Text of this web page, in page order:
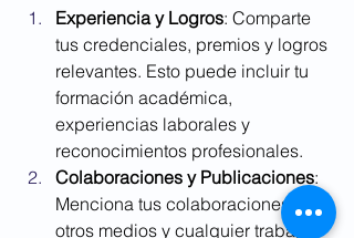
Experiencia y Logros: Comparte
tus credenciales, premios y logros
relevantes. Esto puede incluir tu
formación académica,
experiencias laborales y
reconocimientos profesionales.
Colaboraciones y Publicaciones:
Menciona tus colaboraciones con
otros medios y cualquier trabajo